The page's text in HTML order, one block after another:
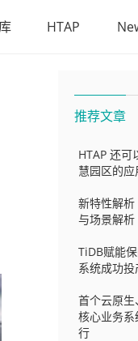
HTAP
推荐文章
HTAP 还可
慧园区的应
新特性解
与场景解析
TiDB赋能
系统成功投
首个云原
核心业务
行